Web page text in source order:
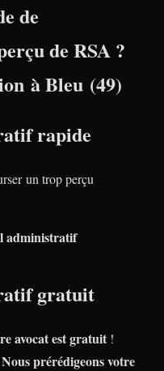
de
de RSA ?
à Bleu (49)
rapide
un trop perçu
administratif
gratuit
avocat est gratuit !
Nous prérédigeons votre